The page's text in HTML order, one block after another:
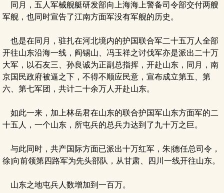
同月，五人军械舰艇研发部向上海海上警备司令部交付两艘
军舰，也同时宣告了江南方面军没有军舰的历史。
也是在同月，驻扎在河北境内的护国联合军二十五万人全部
开往山东沿海一线，阎锡山、冯玉祥之讨伐军亦是派出二十万
大军，以石友三、孙良诚为正副总指挥，开赴山东，同月，南
京国民政府被逼之下，不得不顺应民意，宣布成立第五、第
六、第七军团，共计二十余万人开赴山东。
如此一来，加上林岳君在山东的联合护国军山东方面军的二
十五人，一个山东，所屯兵的总兵力达到了九十万之巨。
与此同时，共产国际方面已派出十万红军，朱|德任总司令，
徐|向前领第四路军为先头部队，从甘肃、四川一线开往山东。
山东之地屯兵人数增加到一百万。